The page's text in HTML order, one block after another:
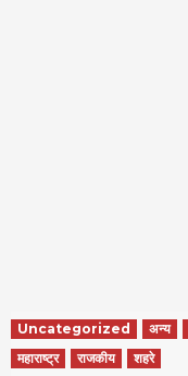
Uncategorized अन्य
महाराष्ट्र
राजकीय शहरे